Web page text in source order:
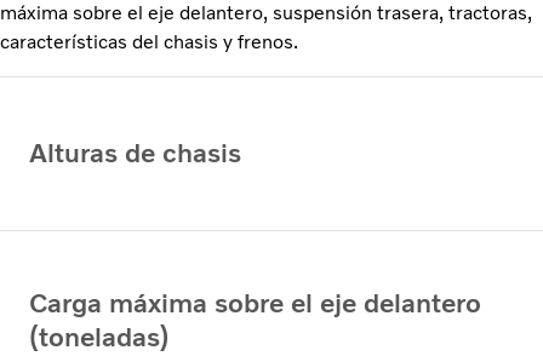
máxima sobre el eje delantero, suspensión trasera, tractoras,
características del chasis y frenos.
Alturas de chasis
Carga máxima sobre el eje delantero
(toneladas)